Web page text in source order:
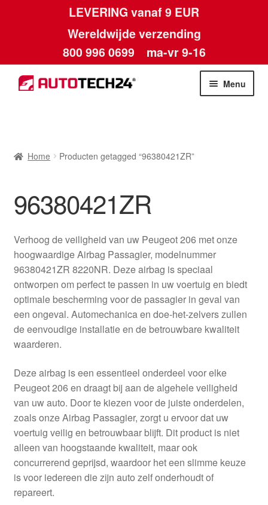
LEVERING vanaf 9 EUR
Wereldwijde verzending
800 996 0699 ma-vr 9-16
Ga
door
Ga
naar
Menu
Betalingen
Contact
Kassa
Klachten
Klachtenprocedure
Levering
Mijn account
Over ons
Privacybeleid
Wereldwijde verzending
Home Producten getagged “96380421ZR”
96380421ZR
Verhoog de veiligheid van uw Peugeot 206 met onze
hoogwaardige Airbag Passagier, modelnummer
96380421ZR 8220NR. Deze airbag is speciaal
ontworpen om perfect te passen in uw voertuig en biedt
optimale bescherming voor de passagier in geval van
een ongeval. Automechanica en doe-het-zelvers zullen
de eenvoudige installatie en de betrouwbare kwaliteit
waarderen.
Deze airbag is een essentieel onderdeel voor elke
Peugeot 206 en draagt bij aan de algehele veiligheid
van uw auto. Door te kiezen voor de juiste onderdelen,
zoals onze Airbag Passagier, zorgt u ervoor dat uw
voertuig veilig en betrouwbaar blijft. Dit product is niet
alleen van hoogstaande kwaliteit, maar ook
concurrerend geprijsd, waardoor het een slimme keuze
is voor iedereen die zijn auto zelf onderhoudt of
repareert.